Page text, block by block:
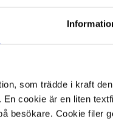
som trädde i kraft
cookie är en liten
besökare. Cookie filer